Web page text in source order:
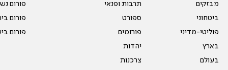
מבזקים
ביטחוני
פוליטי-מדיני
בארץ
בעולם
תרבות ופנאי
ספורט
פורומים
יהדות
צרכנות
פורום
פורום
פורום